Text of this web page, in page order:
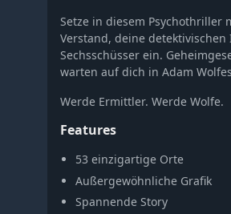
Setze in diesem Psychothriller
Verstand, deine
Sechsschüsser ein.
warten auf dich in Adam
Werde Ermittler. Werde Wolfe.
Features
53 einzigartige Orte
Außergewöhnliche Grafik
Spannende Story